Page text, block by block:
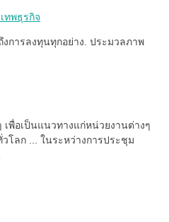
ทพธุรกิจ
การลงทุนทุกอย่าง. ประมวลภาพ
พื่อเป็นแนวทางแก่หน่วยงานต่างๆ
ลก ... ในระหว่างการประชุม